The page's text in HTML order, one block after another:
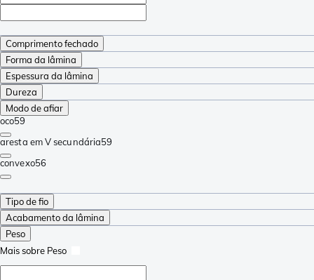
Comprimento fechado
Forma da lâmina
Espessura da lâmina
Dureza
Modo de afiar
oco59
aresta em V secundária59
convexo56
Tipo de fio
Acabamento da lâmina
Peso
Mais sobre Peso